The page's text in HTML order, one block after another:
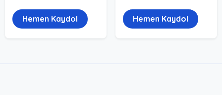
₺4.890,00.fiyat:
₺899,99.
Hemen Kaydol
₺4.890,00.fiyat:
₺899,99.
Hemen Kaydol